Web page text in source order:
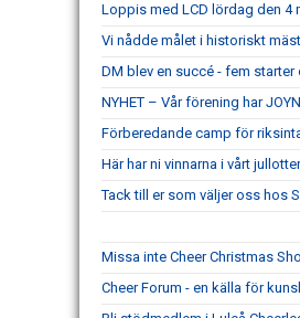
Loppis med LCD lördag den 4
Vi nådde målet i historiskt
DM blev en succé - fem
NYHET – Vår förening har
Förberedande camp för
Här har ni vinnarna i vårt
Tack till er som väljer oss hos
Missa inte Cheer Christmas
Cheer Forum - en källa för